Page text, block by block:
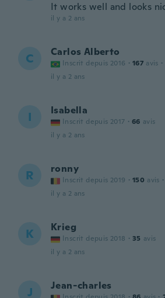
It works well and looks
il y a 2 ans
C Carlos Alberto
Inscrit depuis 2016 · 167 avis ·
il y a 2 ans
I Isabella
Inscrit depuis 2017 · 66 avis
il y a 2 ans
R ronny
Inscrit depuis 2019 · 150 avis ·
il y a 2 ans
K Krieg
Inscrit depuis 2018 · 35 avis
il y a 2 ans
J Jean-charles